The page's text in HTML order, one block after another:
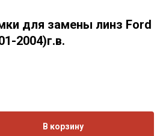
для замены линз Ford
2004)г.в.
В корзину